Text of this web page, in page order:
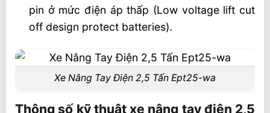
pin ở mức điện áp thấp (Low voltage lift cut
off design protect batteries).
Xe Nâng Tay Điện 2,5 Tấn Ept25-wa
Thông số kỹ thuật xe nâng tay điện 2,5